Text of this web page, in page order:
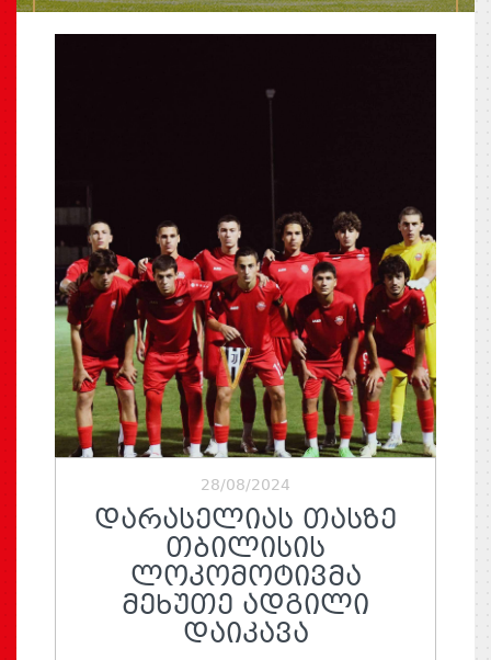
28/08/2024
ᲓᲐᲠᲐᲡᲔᲚᲘᲐᲡ ᲗᲐᲡᲖᲔ
ᲗᲑᲘᲚᲘᲡᲘᲡ
ᲚᲝᲙᲝᲛᲝᲢᲘᲕᲛᲐ
ᲛᲔᲮᲣᲗᲔ ᲐᲓᲒᲘᲚᲘ
ᲓᲐᲘᲙᲐᲕᲐ